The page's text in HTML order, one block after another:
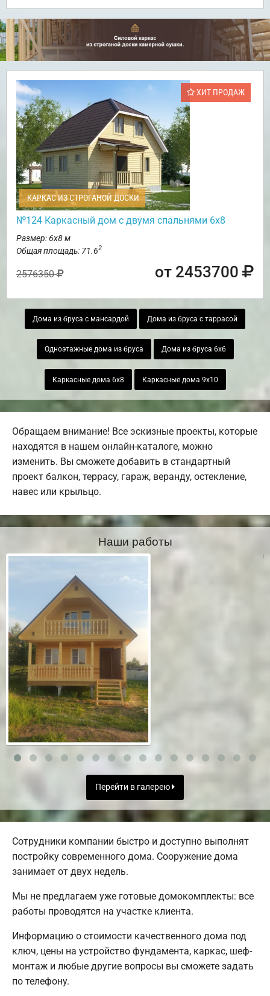
ХИТ ПРОДАЖ
КАРКАС ИЗ СТРОГАНОЙ ДОСКИ
№124 Каркасный дом с двумя спальнями 6х8
Размер: 6х8 м
Общая площадь: 71.62
2576350 от 2453700
Дома из бруса с мансардой Дома из бруса с таррасой
Одноэтажные дома из бруса Дома из бруса 6х6
Каркасные дома 6х8 Каркасные дома 9х10
Обращаем внимание! Все эскизные проекты, которые
находятся в нашем онлайн-каталоге, можно
изменить. Вы сможете добавить в стандартный
проект балкон, террасу, гараж, веранду, остекление,
навес или крыльцо.
Наши работы
Перейти в галерею
Сотрудники компании быстро и доступно выполнят
постройку современного дома. Сооружение дома
занимает от двух недель.
Мы не предлагаем уже готовые домокомплекты: все
работы проводятся на участке клиента.
Информацию о стоимости качественного дома под
ключ, цены на устройство фундамента, каркас, шеф-
монтаж и любые другие вопросы вы сможете задать
по телефону.